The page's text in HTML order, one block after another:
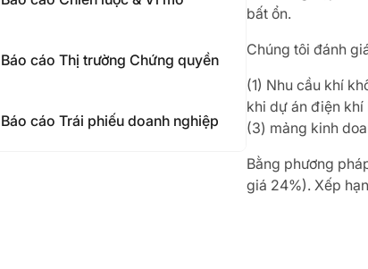
Báo cáo Thị trường Chứng quyền
Báo cáo Trái phiếu doanh nghiệp
bất ổn.
Chúng tôi đánh
(1) Nhu cầu khí
khi dự án điện khí
(3) mảng kinh
Bằng phương
giá 24%). Xếp